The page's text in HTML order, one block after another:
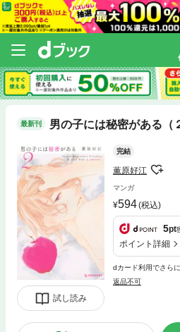
最新刊 男の子には秘密がある（
試し読み
完結
薫原好江
マンガ
594(税込)
5pt
ポイント詳細
dカード利用でさら
返品不可